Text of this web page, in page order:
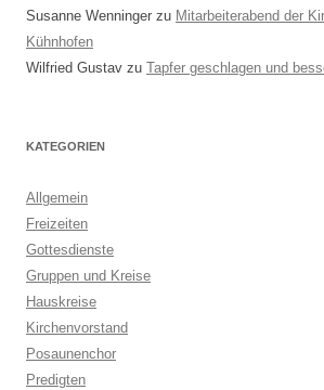
Susanne Wenninger zu Mitarbeiterabend der
Kühnhofen
Wilfried Gustav zu Tapfer geschlagen und
KATEGORIEN
Allgemein
Freizeiten
Gottesdienste
Gruppen und Kreise
Hauskreise
Kirchenvorstand
Posaunenchor
Predigten